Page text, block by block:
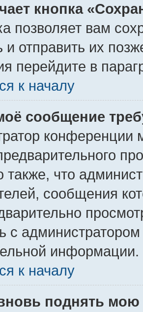
кнопка
позволяет вам
и отправить их
перейдите в
к началу
сообщение
конференции
что
сообщения
с
информации.
к началу
поднять мою